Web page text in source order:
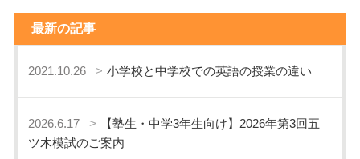
最新の記事
2021.10.26 小学校と中学校での英語の授業の違い
2026.6.17
【塾生・中学3年生向け】2026年第3回五
ツ木模試のご案内